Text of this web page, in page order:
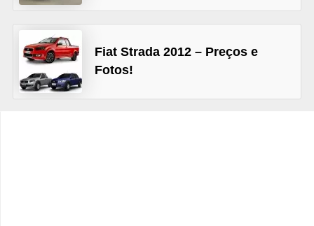
Fiat Strada 2012 – Preços e
Fotos!
t
a
s